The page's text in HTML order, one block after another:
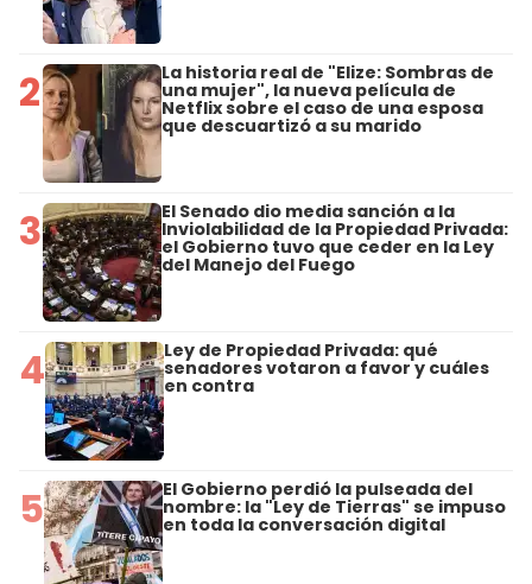
2 La historia real de "Elize: Sombras de
una mujer", la nueva película de
Netflix sobre el caso de una esposa
que descuartizó a su marido
3 El Senado dio media sanción a la
Inviolabilidad de la Propiedad Privada:
el Gobierno tuvo que ceder en la Ley
del Manejo del Fuego
4 Ley de Propiedad Privada: qué
senadores votaron a favor y cuáles
en contra
5 El Gobierno perdió la pulseada del
nombre: la "Ley de Tierras" se impuso
en toda la conversación digital